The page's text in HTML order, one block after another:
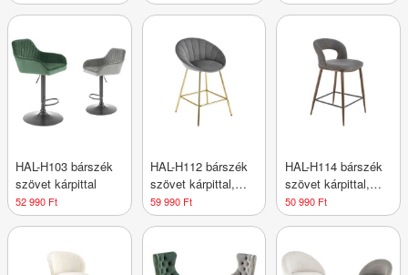
HAL-H103 bárszék
szövet kárpittal
52 990 Ft
HAL-H112 bárszék
szövet kárpittal,
arany színű vázzal
59 990 Ft
HAL-H114 bárszék
szövet kárpittal,
lábtartóval
50 990 Ft